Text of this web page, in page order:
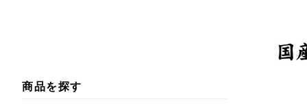
商品を探す